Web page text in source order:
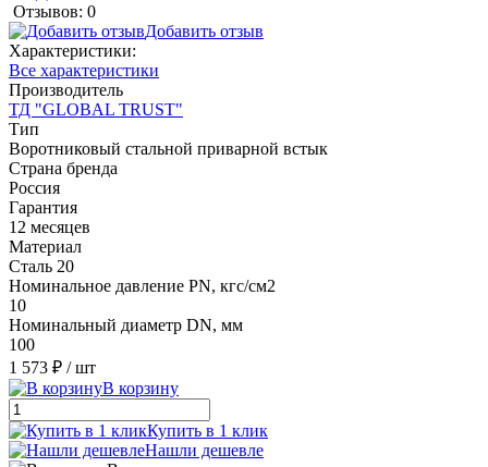
Отзывов: 0
Добавить отзыв
Характеристики:
Все характеристики
Производитель
ТД "GLOBAL TRUST"
Тип
Воротниковый стальной приварной встык
Страна бренда
Россия
Гарантия
12 месяцев
Материал
Сталь 20
Номинальное давление PN, кгс/см2
10
Номинальный диаметр DN, мм
100
1 573 ₽ / шт
В корзину
Купить в 1 клик
Нашли дешевле